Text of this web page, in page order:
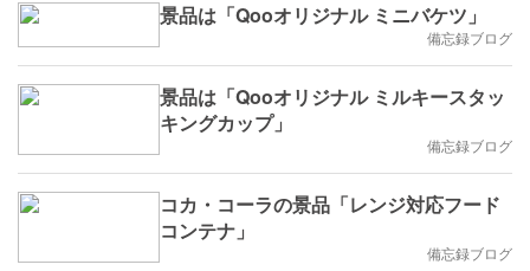
景品は「Qooオリジナル ミニバケツ」
備忘録ブログ
景品は「Qooオリジナル ミルキースタッ
キングカップ」
備忘録ブログ
コカ・コーラの景品「レンジ対応フード
コンテナ」
備忘録ブログ